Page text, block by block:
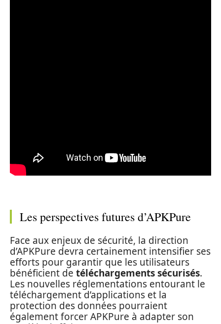
Les perspectives futures d’APKPure
Face aux enjeux de sécurité, la direction
d’APKPure devra certainement intensifier ses
efforts pour garantir que les utilisateurs
bénéficient de téléchargements sécurisés.
Les nouvelles réglementations entourant le
téléchargement d’applications et la
protection des données pourraient
également forcer APKPure à adapter son